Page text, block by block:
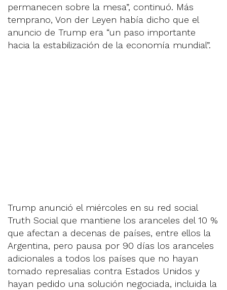
permanecen sobre la mesa”, continuó. Más
temprano, Von der Leyen había dicho que el
anuncio de Trump era “un paso importante
hacia la estabilización de la economía mundial”.
Trump anunció el miércoles en su red social
Truth Social que mantiene los aranceles del 10 %
que afectan a decenas de países, entre ellos la
Argentina, pero pausa por 90 días los aranceles
adicionales a todos los países que no hayan
tomado represalias contra Estados Unidos y
hayan pedido una solución negociada, incluida la